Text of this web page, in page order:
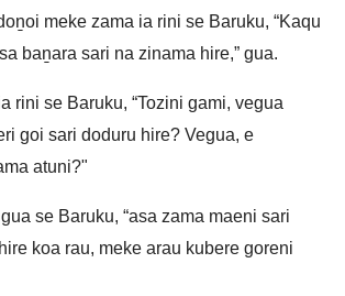
meke zama ia rini se Baruku, “Kaqu
baṉara sari na zinama hire,” gua.
rini se Baruku, “Tozini gami, vegua
goi sari doduru hire? Vegua, e
atuni?"
gua se Baruku, “asa zama maeni sari
koa rau, meke arau kubere goreni